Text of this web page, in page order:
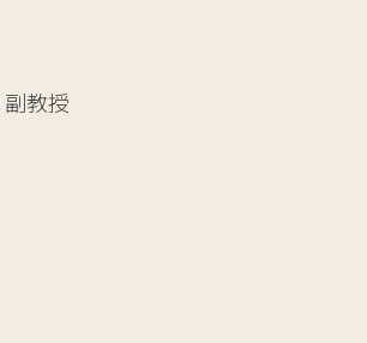
副教授